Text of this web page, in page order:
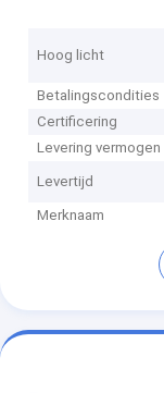
Hoog licht
Betalingscondities
Certificering
Levering vermogen
Levertijd
Merknaam